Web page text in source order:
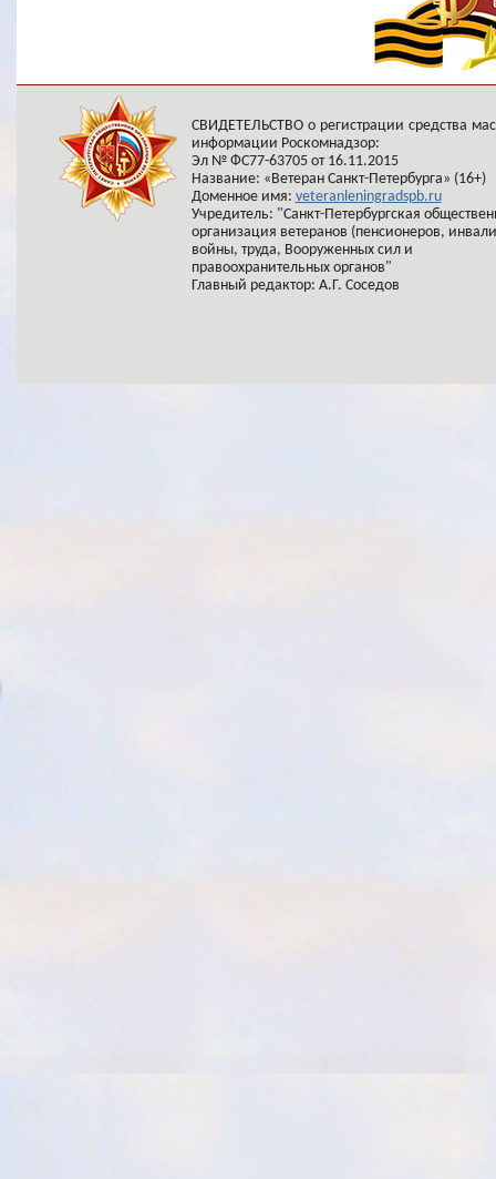
СВИДЕТЕЛЬСТВО о регистрации средства
информации Роскомнадзор:
Эл № ФС77-63705 от 16.11.2015
Название: «Ветеран Санкт-Петербурга» (16+)
Доменное имя: veteranleningradspb.ru
Учредитель: "Санкт-Петербургская
организация ветеранов (пенсионеров,
войны, труда, Вооруженных сил и
правоохранительных органов"
Главный редактор: А.Г. Соседов